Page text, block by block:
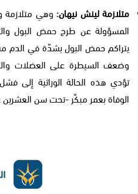
متلازمة لينش نيهان: وهي متلازمة
المسؤولة عن طرح حمض البول
يتراكم حمض البول بشدّة في الدم
وضعف السيطرة على العضلات
تؤدي هذه الحالة الوراثية إلى
الوفاة بعمر مبكّر -تحت سن